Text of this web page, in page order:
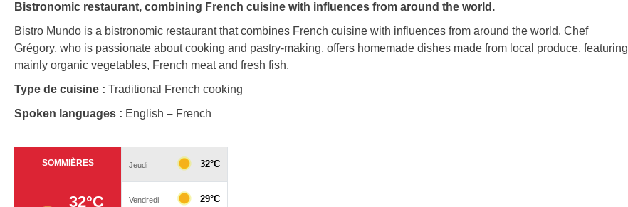
Bistronomic restaurant, combining French cuisine with influences from around the world.
Bistro Mundo is a bistronomic restaurant that combines French cuisine with influences from around the world. Chef
Grégory, who is passionate about cooking and pastry-making, offers homemade dishes made from local produce, featuring
mainly organic vegetables, French meat and fresh fish.
Type de cuisine : Traditional French cooking
Spoken languages : English – French